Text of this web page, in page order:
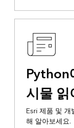
Python
시물
Esri 제품 및
해 알아보세요.